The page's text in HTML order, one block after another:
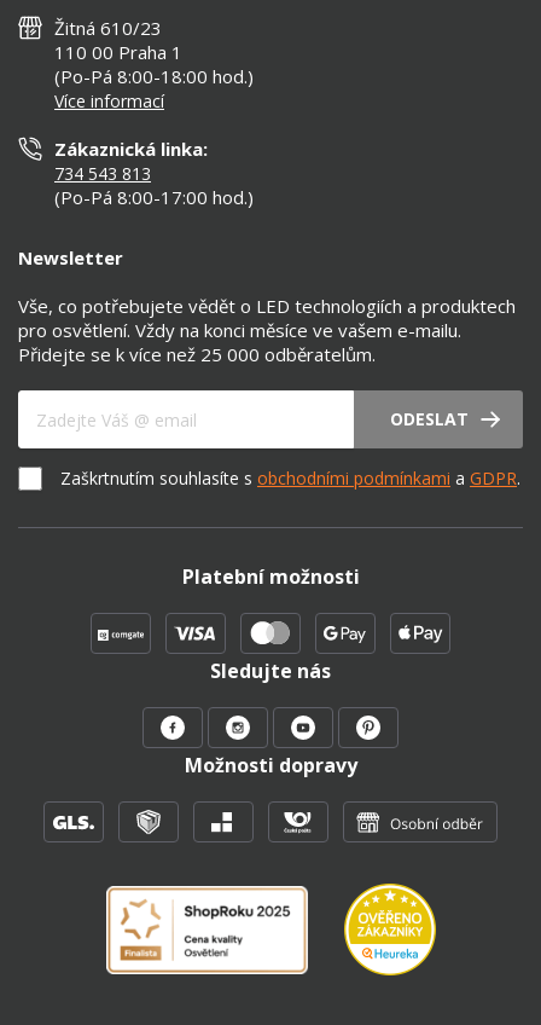
Nejčastější dotazy
Než koupíte
Osvětlení dle místnosti
Zásady ochrany soukromí
Nastavení cookies
Prohlášení o přístupnosti
Žitná 610/23
110 00 Praha 1
(Po-Pá 8:00-18:00 hod.)
Více informací
Zákaznická linka:
734 543 813
(Po-Pá 8:00-17:00 hod.)
Newsletter
Vše, co potřebujete vědět o LED technologiích a produktech
pro osvětlení. Vždy na konci měsíce ve vašem e-mailu.
Přidejte se k více než 25 000 odběratelům.
ODESLAT
Zaškrtnutím souhlasíte s obchodními podmínkami a GDPR.
Platební možnosti
Sledujte nás
Možnosti dopravy